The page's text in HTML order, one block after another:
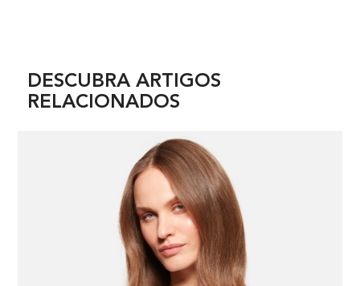
DESCUBRA ARTIGOS
RELACIONADOS